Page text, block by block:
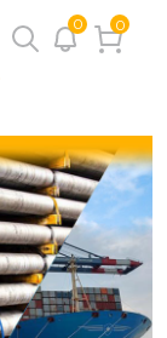
0 0